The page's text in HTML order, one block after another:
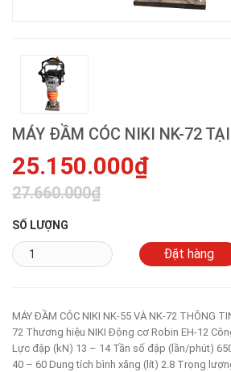
MÁY ĐẦM CÓC NIKI NK-72
25.150.000₫
27.660.000₫
SỐ LƯỢNG
MÁY ĐẦM CÓC NIKI NK-55 VÀ NK-72 THÔNG
72 Thương hiệu NIKI Động cơ Robin EH-12
Lực đập (kN) 13 – 14 Tần số đập (lần/phút)
40 – 60 Dung tích bình xăng (lít) 2.8 Trọng